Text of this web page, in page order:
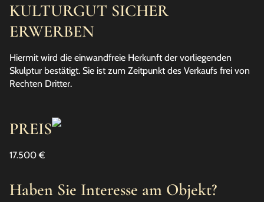
KULTURGUT SICHER
ERWERBEN
Hiermit wird die einwandfreie Herkunft der vorliegenden
Skulptur bestätigt. Sie ist zum Zeitpunkt des Verkaufs frei von
Rechten Dritter.
PREIS
17.500 €
Haben Sie Interesse am Objekt?